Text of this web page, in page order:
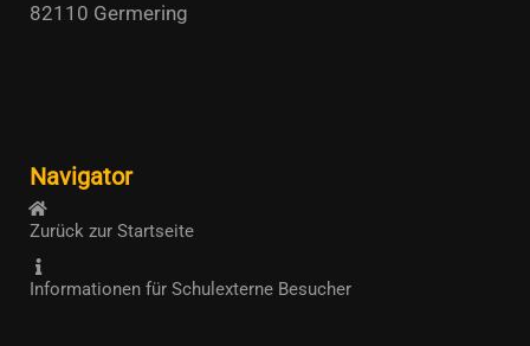
82110 Germering
Navigator
Zurück zur Startseite
Informationen für Schulexterne Besucher